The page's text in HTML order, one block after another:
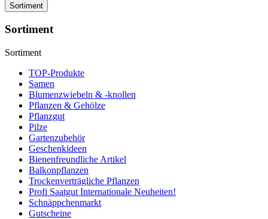
Sortiment
Sortiment
Sortiment
TOP-Produkte
Samen
Blumenzwiebeln & -knollen
Pflanzen & Gehölze
Pflanzgut
Pilze
Gartenzubehör
Geschenkideen
Bienenfreundliche Artikel
Balkonpflanzen
Trockenverträgliche Pflanzen
Profi Saatgut Internationale Neuheiten!
Schnäppchenmarkt
Gutscheine